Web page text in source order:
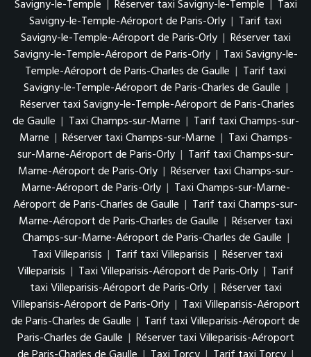
Savigny-le-Temple | Réserver taxi Savigny-le-Temple | Taxi
Savigny-le-Temple-Aéroport de Paris-Orly | Tarif taxi
Savigny-le-Temple-Aéroport de Paris-Orly | Réserver taxi
Savigny-le-Temple-Aéroport de Paris-Orly | Taxi Savigny-le-
Temple-Aéroport de Paris-Charles de Gaulle | Tarif taxi
Savigny-le-Temple-Aéroport de Paris-Charles de Gaulle |
Réserver taxi Savigny-le-Temple-Aéroport de Paris-Charles
de Gaulle | Taxi Champs-sur-Marne | Tarif taxi Champs-sur-
Marne | Réserver taxi Champs-sur-Marne | Taxi Champs-
sur-Marne-Aéroport de Paris-Orly | Tarif taxi Champs-sur-
Marne-Aéroport de Paris-Orly | Réserver taxi Champs-sur-
Marne-Aéroport de Paris-Orly | Taxi Champs-sur-Marne-
Aéroport de Paris-Charles de Gaulle | Tarif taxi Champs-sur-
Marne-Aéroport de Paris-Charles de Gaulle | Réserver taxi
Champs-sur-Marne-Aéroport de Paris-Charles de Gaulle |
Taxi Villeparisis | Tarif taxi Villeparisis | Réserver taxi
Villeparisis | Taxi Villeparisis-Aéroport de Paris-Orly | Tarif
taxi Villeparisis-Aéroport de Paris-Orly | Réserver taxi
Villeparisis-Aéroport de Paris-Orly | Taxi Villeparisis-Aéroport
de Paris-Charles de Gaulle | Tarif taxi Villeparisis-Aéroport de
Paris-Charles de Gaulle | Réserver taxi Villeparisis-Aéroport